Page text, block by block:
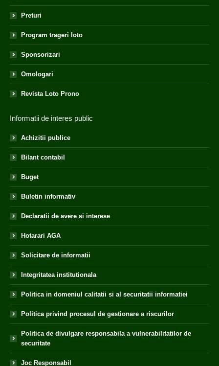
Preturi
Program trageri loto
Sponsorizari
Omologari
Revista Loto Prono
Informatii de interes public
Achizitii publice
Bilant contabil
Buget
Buletin informativ
Declaratii de avere si interese
Hotarari AGA
Solicitare de informatii
Integritatea institutionala
Politica in domeniul calitatii si al securitatii informatiei
Politica privind procesul de gestionare a riscurilor
Politica de divulgare responsabila a vulnerabilitatilor de
securitate
Joc Responsabil